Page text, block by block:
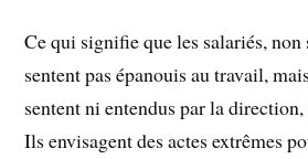
Ce qui signifie que les salariés, non
sentent pas épanouis au travail,
sentent ni entendus par la
Ils envisagent des actes extrêmes